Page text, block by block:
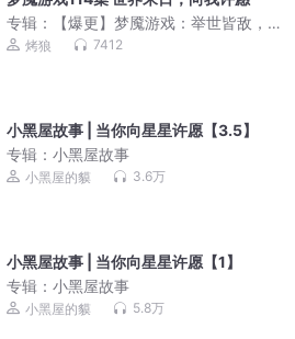
专辑：
【爆更】梦魇游戏：举世皆敌，
我来狩猎各国丨科幻悬疑丨无限流丨生
烤狼 7412
小黑屋故事 | 当你向星星许愿【3.5】
专辑：小黑屋故事
小黑屋的貘 3.6万
小黑屋故事 | 当你向星星许愿【1】
专辑：小黑屋故事
小黑屋的貘 5.8万